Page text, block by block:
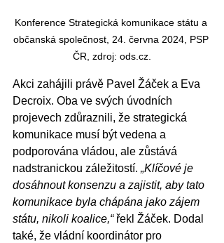
Konference Strategická komunikace státu a
občanská společnost, 24. června 2024, PSP
ČR, zdroj: ods.cz.
Akci zahájili právě Pavel Žáček a Eva
Decroix. Oba ve svých úvodních
projevech zdůraznili, že strategická
komunikace musí být vedena a
podporována vládou, ale zůstává
nadstranickou záležitostí. „Klíčové je
dosáhnout konsenzu a zajistit, aby tato
komunikace byla chápána jako zájem
státu, nikoli koalice,“ řekl Žáček. Dodal
také, že vládní koordinátor pro